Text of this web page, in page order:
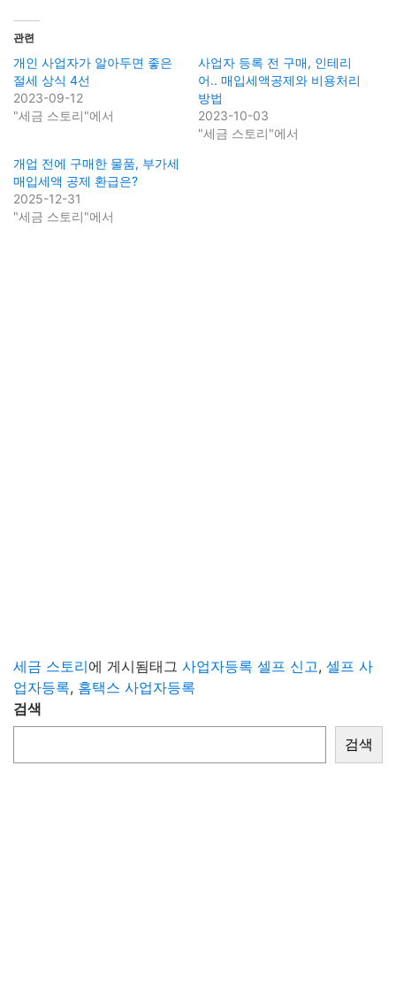
관련
개인 사업자가 알아두면 좋은
절세 상식 4선
2023-09-12
"세금 스토리"에서
사업자 등록 전 구매, 인테리
어.. 매입세액공제와 비용처리
방법
2023-10-03
"세금 스토리"에서
개업 전에 구매한 물품, 부가세
매입세액 공제 환급은?
2025-12-31
"세금 스토리"에서
세금 스토리에 게시됨태그 사업자등록 셀프 신고, 셀프 사
업자등록, 홈택스 사업자등록
검색
검색